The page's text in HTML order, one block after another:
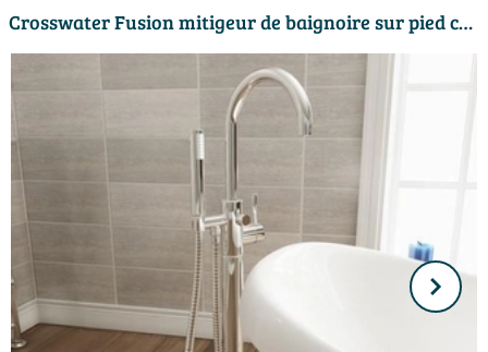
Crosswater Fusion mitigeur de baignoire sur pied chrome